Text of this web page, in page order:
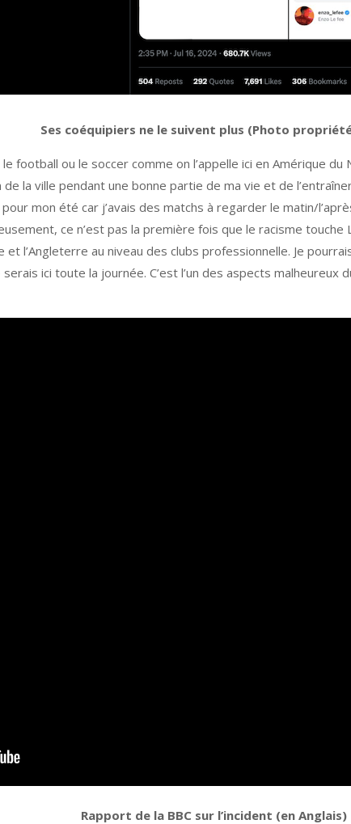
Ses coéquipiers ne le suivent plus (Photo
football ou le soccer comme on l’appelle ici en Amérique
la ville pendant une bonne partie de ma vie et de
mon été car j’avais des matchs à regarder le matin/
ce n’est pas la première fois que le racisme touche
et l’Angleterre au niveau des clubs professionnelle. Je
ici toute la journée. C’est l’un des aspects malheureux
Rapport de la BBC sur l’incident (en Anglais)